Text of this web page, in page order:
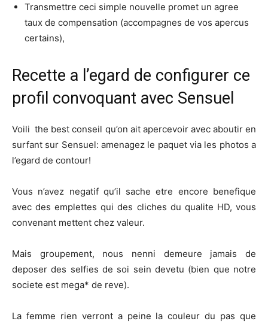
Transmettre ceci simple nouvelle promet un agree
taux de compensation (accompagnes de vos apercus
certains),
Recette a l’egard de configurer ce
profil convoquant avec Sensuel
Voili the best conseil qu’on ait apercevoir avec aboutir en
surfant sur Sensuel: amenagez le paquet via les photos a
l’egard de contour!
Vous n’avez negatif qu’il sache etre encore benefique
avec des emplettes qui des cliches du qualite HD, vous
convenant mettent chez valeur.
Mais groupement, nous nenni demeure jamais de
deposer des selfies de soi sein devetu (bien que notre
societe est mega* de reve).
La femme rien verront a peine la couleur du pas que